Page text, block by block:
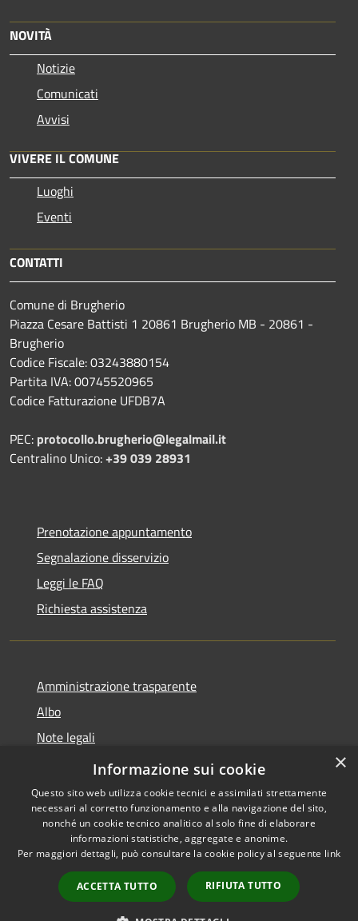
NOVITÀ
Notizie
Comunicati
Avvisi
VIVERE IL COMUNE
Luoghi
Eventi
CONTATTI
Comune di Brugherio
Piazza Cesare Battisti 1 20861 Brugherio MB - 20861 -
Brugherio
Codice Fiscale: 03243880154
Partita IVA: 00745520965
Codice Fatturazione UFDB7A
PEC: protocollo.brugherio@legalmail.it
Centralino Unico:+39 039 28931
Prenotazione appuntamento
Segnalazione disservizio
Leggi le FAQ
Richiesta assistenza
Amministrazione trasparente
Albo
Note legali
Dichiarazione di accessibilità
Accessibilità
Copyright © 2026 • Città di
Brugherio • Powered by
Municipium•
Accesso
redazione
×
Informazione sui cookie
Questo sito web utilizza cookie tecnici e assimilati strettamente
necessari al corretto funzionamento e alla navigazione del sito,
nonché un cookie tecnico analitico al solo fine di elaborare
informazioni statistiche, aggregate e anonime.
Per maggiori dettagli, può consultare la cookie policy al seguente link
ACCETTA TUTTO RIFIUTA TUTTO